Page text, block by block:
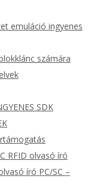
emuláció ingyenes
számára
SDK
RFID olvasó író
író PC/SC –